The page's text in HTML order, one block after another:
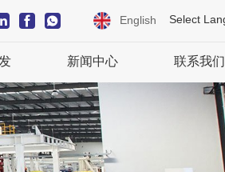
Select
English
新闻中心 联系我们